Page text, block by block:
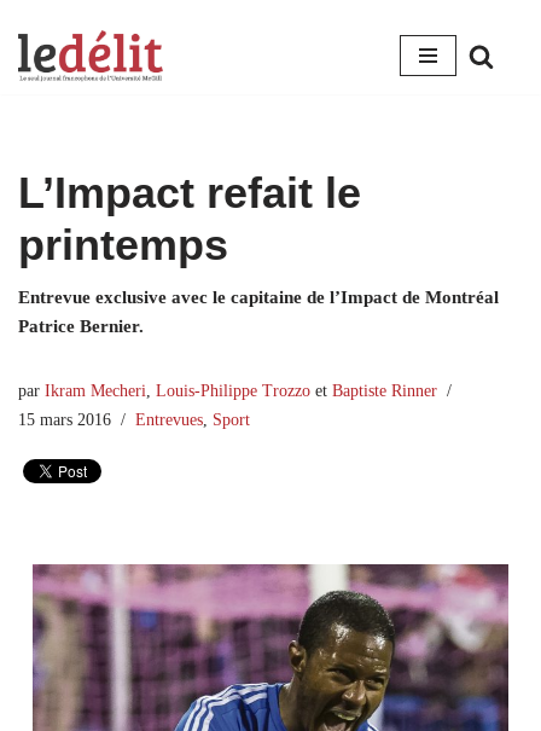
Aller
L’Impact refait le
printemps
Entrevue exclusive avec le capitaine de l’Impact de Montréal
Patrice Bernier.
par Ikram Mecheri Louis-Philippe Trozzo et Baptiste Rinner
15 mars 2016
Entrevues Sport